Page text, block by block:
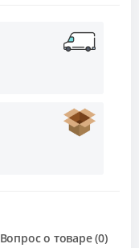
Вопрос о товаре (0)